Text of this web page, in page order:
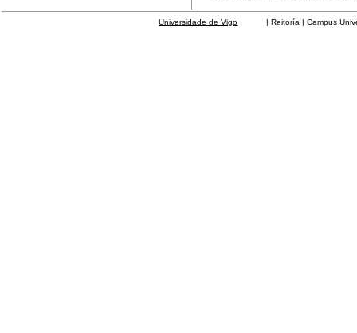
Universidade de Vigo | Reitoría | Campus